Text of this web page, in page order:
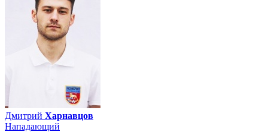
Дмитрий Харнавцов
Нападающий